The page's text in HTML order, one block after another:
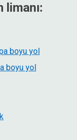
limanı:
boyu yol
boyu yol